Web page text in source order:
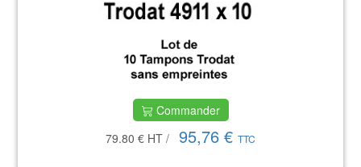
Commander
79.80 € HT / 95,76 € TTC